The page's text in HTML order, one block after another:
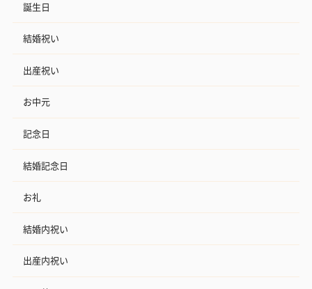
誕生日
結婚祝い
出産祝い
お中元
記念日
結婚記念日
お礼
結婚内祝い
出産内祝い